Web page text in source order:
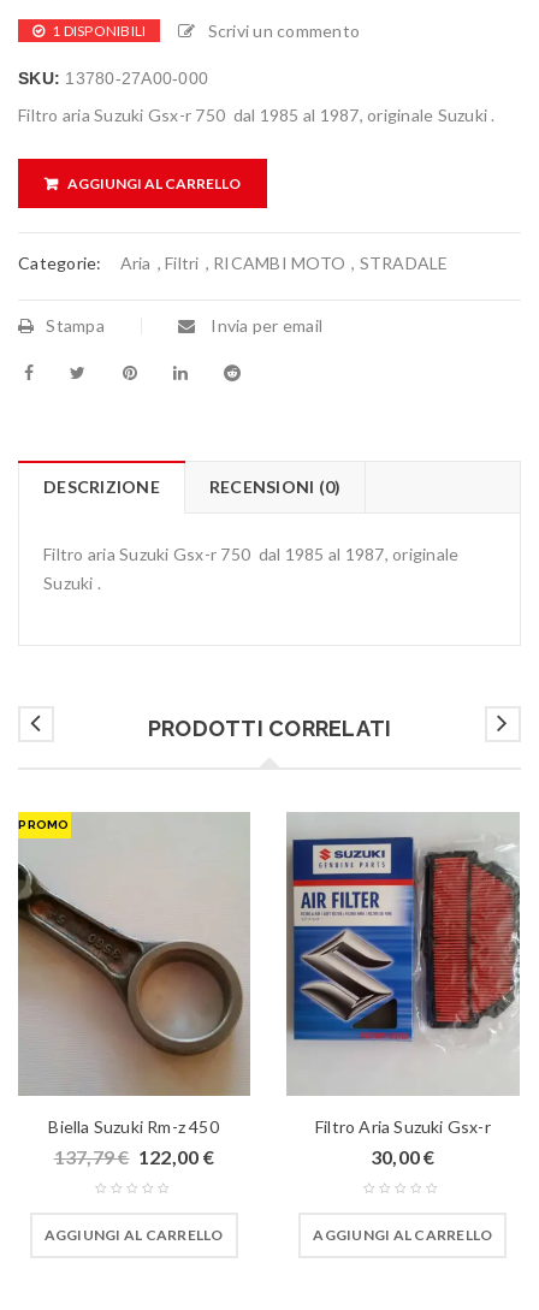
1 DISPONIBILI Scrivi un commento
SKU: 13780-27A00-000
Filtro aria Suzuki Gsx-r 750 dal 1985 al 1987, originale Suzuki .
AGGIUNGI AL CARRELLO
Categorie: Aria , Filtri , RICAMBI MOTO , STRADALE
Stampa Invia per email
DESCRIZIONE RECENSIONI (0)
Filtro aria Suzuki Gsx-r 750 dal 1985 al 1987, originale
Suzuki .
PRODOTTI CORRELATI
PROMO
Biella Suzuki Rm-z 450
137,79€ 122,00 €
AGGIUNGI AL CARRELLO
Filtro Aria Suzuki Gsx-r
30,00€
AGGIUNGI AL CARRELLO